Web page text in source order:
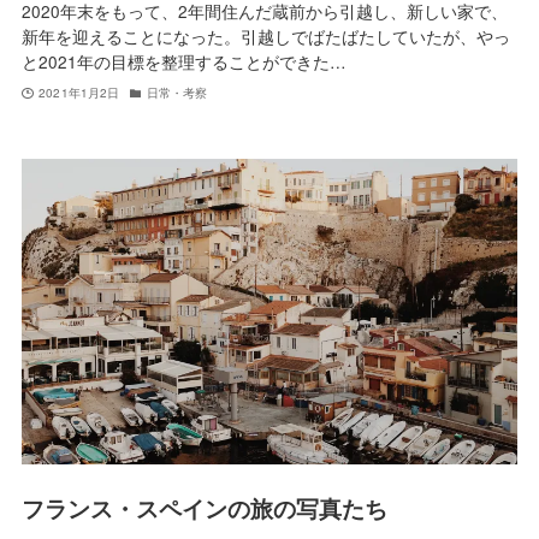
2020年末をもって、2年間住んだ蔵前から引越し、新しい家で、
新年を迎えることになった。引越しでばたばたしていたが、やっ
と2021年の目標を整理することができた…
2021年1月2日 日常・考察
フランス・スペインの旅の写真たち